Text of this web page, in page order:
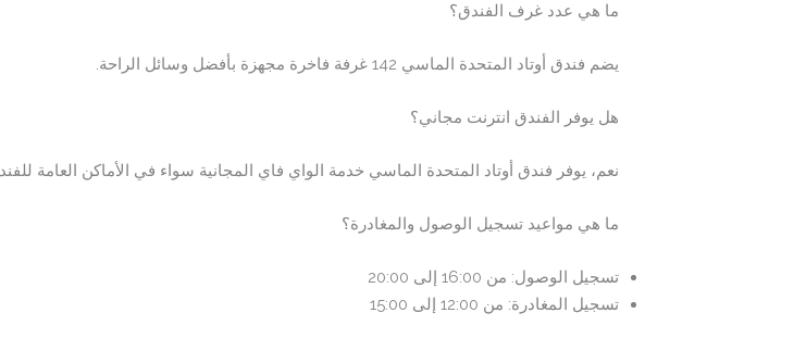
ما هي عدد غرف الفندق؟
يضم فندق أوتاد المتحدة الماسي 142 غرفة فاخرة مجهزة بأفضل وسائل الراحة.
هل يوفر الفندق انترنت مجاني؟
نعم، يوفر فندق أوتاد المتحدة الماسي خدمة الواي فاي المجانية سواء في الأماكن العامة
ما هي مواعيد تسجيل الوصول والمغادرة؟
تسجيل الوصول: من 16:00 إلى 20:00
تسجيل المغادرة: من 12:00 إلى 15:00